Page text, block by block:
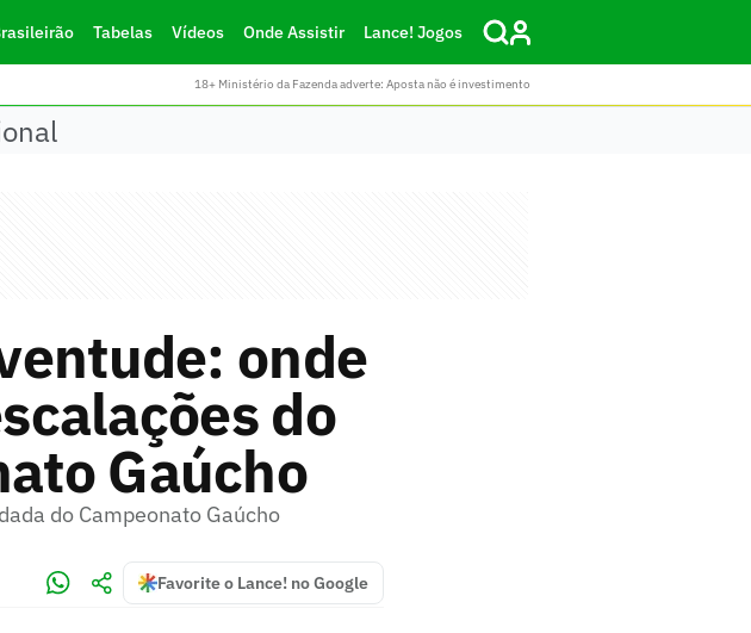
Tabelas Vídeos Onde Assistir Lance! Jogos
18+ Ministério da Fazenda adverte: Aposta não é investimento
onde
do
Gaúcho
do Campeonato Gaúcho
Favorite o Lance! no Google